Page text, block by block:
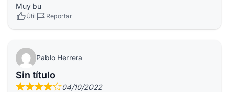
Muy bu
Útil Reportar
Pablo Herrera
Sin título
04/10/2022